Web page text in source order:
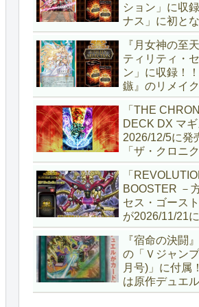
ション」に収
ナス」に初と
ーが登場！！
砕』や『列王
れていた少女
の2種を強力に
ていますね！
OCG】
『月女神の至
ティリティ・
ン」に収録！
鏃』のリメイ
選出傾向が読
したが、後攻
無効化範囲の
穴の指名者』
ゃ強力ですね
OCG】
「THE
DECK DX マ
2026/12/5に発
「ザ・クロニ
キ」がリニュ
1弾は「マギス
「エンディミ
されています
OCG】
「
BOOSTER －
セス・ゴース
が2026/11/21
定！！「レボ
ブースター」
今回は前回以
いとなりまし
戯王OCG】
『宿命の決闘
の「Ｖジャン
月号)」に付属
は原作デュエ
初期型デュエ